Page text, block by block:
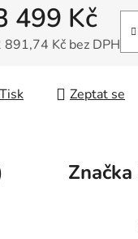
499 Kč
891,74 Kč bez DPH
Tisk Zeptat se
Značka